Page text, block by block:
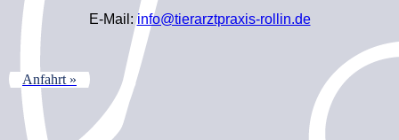
E-Mail:info@tierarztpraxis-rollin.de
Anfahrt »